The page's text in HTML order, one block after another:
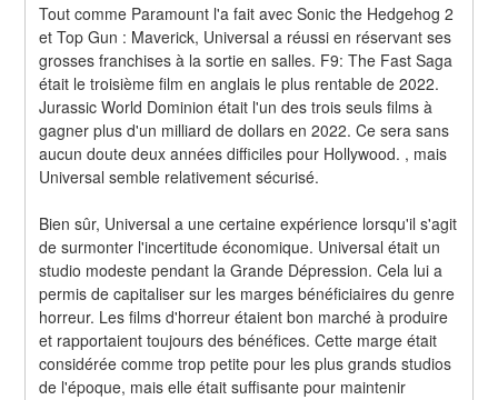
Tout comme Paramount l'a fait avec Sonic the Hedgehog 2
et Top Gun : Maverick, Universal a réussi en réservant ses
grosses franchises à la sortie en salles. F9: The Fast Saga
était le troisième film en anglais le plus rentable de 2022.
Jurassic World Dominion était l'un des trois seuls films à
gagner plus d'un milliard de dollars en 2022. Ce sera sans
aucun doute deux années difficiles pour Hollywood. , mais
Universal semble relativement sécurisé.
Bien sûr, Universal a une certaine expérience lorsqu'il s'agit
de surmonter l'incertitude économique. Universal était un
studio modeste pendant la Grande Dépression. Cela lui a
permis de capitaliser sur les marges bénéficiaires du genre
horreur. Les films d'horreur étaient bon marché à produire
et rapportaient toujours des bénéfices. Cette marge était
considérée comme trop petite pour les plus grands studios
de l'époque, mais elle était suffisante pour maintenir